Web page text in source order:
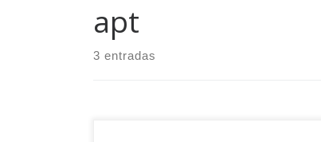
apt
3 entradas